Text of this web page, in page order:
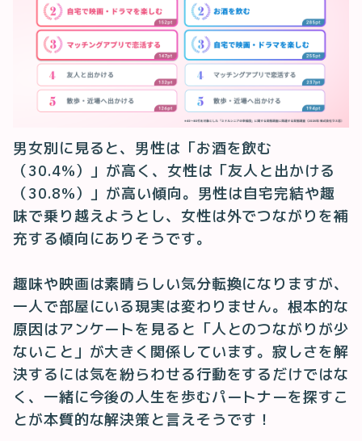
男女別に見ると、男性は「お酒を飲む
（30.4%）」が高く、女性は「友人と出かける
（30.8%）」が高い傾向。男性は自宅完結や趣
味で乗り越えようとし、女性は外でつながりを補
充する傾向にありそうです。
趣味や映画は素晴らしい気分転換になりますが、
一人で部屋にいる現実は変わりません。根本的な
原因はアンケートを見ると「人とのつながりが少
ないこと」が大きく関係しています。寂しさを解
決するには気を紛らわせる行動をするだけではな
く、一緒に今後の人生を歩むパートナーを探すこ
とが本質的な解決策と言えそうです！